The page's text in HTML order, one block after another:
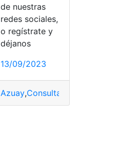
Estado,
de nuestras
redes sociales,
o regístrate y
déjanos
13/09/2023
Azuay,Consultas